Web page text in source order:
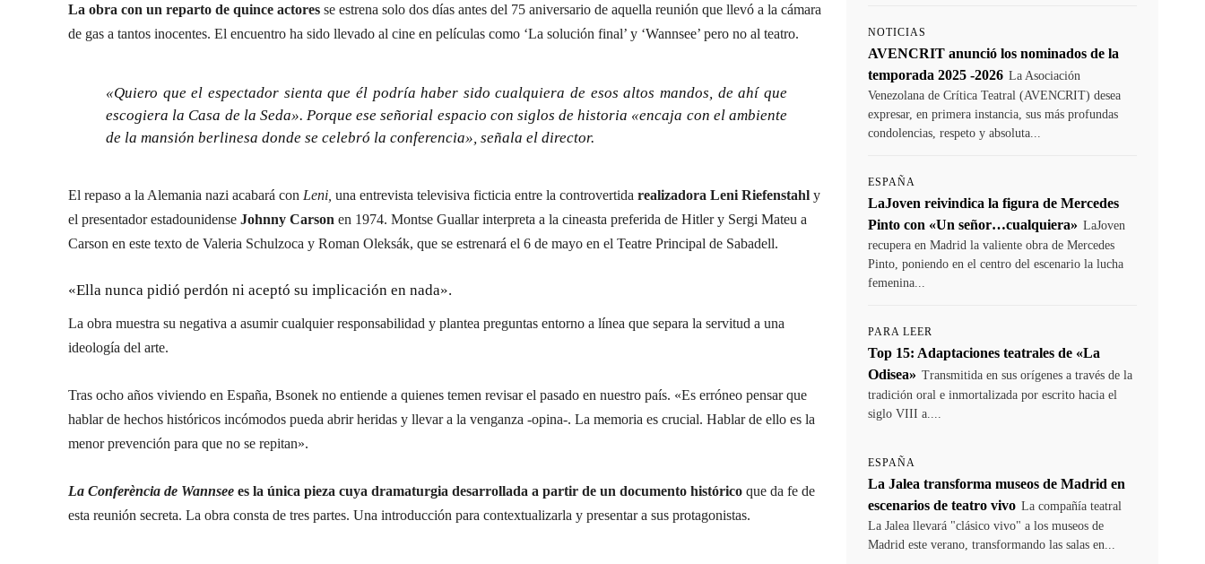
La obra con un reparto de quince actores se estrena solo dos días antes del 75 aniversario de aquella reunión que llevó a la cámara
de gas a tantos inocentes. El encuentro ha sido llevado al cine en películas como ‘La solución final’ y ‘Wannsee’ pero no al teatro.
«Quiero que el espectador sienta que él podría haber sido cualquiera de esos altos mandos, de ahí que
escogiera la Casa de la Seda». Porque ese señorial espacio con siglos de historia «encaja con el ambiente
de la mansión berlinesa donde se celebró la conferencia», señala el director.
El repaso a la Alemania nazi acabará con Leni, una entrevista televisiva ficticia entre la controvertida realizadora Leni Riefenstahl y
el presentador estadounidense Johnny Carson en 1974. Montse Guallar interpreta a la cineasta preferida de Hitler y Sergi Mateu a
Carson en este texto de Valeria Schulzoca y Roman Oleksák, que se estrenará el 6 de mayo en el Teatre Principal de Sabadell.
«Ella nunca pidió perdón ni aceptó su implicación en nada».
La obra muestra su negativa a asumir cualquier responsabilidad y plantea preguntas entorno a línea que separa la servitud a una
ideología del arte.
Tras ocho años viviendo en España, Bsonek no entiende a quienes temen revisar el pasado en nuestro país. «Es erróneo pensar que
hablar de hechos históricos incómodos pueda abrir heridas y llevar a la venganza -opina-. La memoria es crucial. Hablar de ello es la
menor prevención para que no se repitan».
La Conferència de Wannsee es la única pieza cuya dramaturgia desarrollada a partir de un documento histórico que da fe de
esta reunión secreta. La obra consta de tres partes. Una introducción para contextualizarla y presentar a sus protagonistas.
NOTICIAS
AVENCRIT anunció los nominados de la
temporada 2025 -2026 La Asociación
Venezolana de Crítica Teatral (AVENCRIT) desea
expresar, en primera instancia, sus más profundas
condolencias, respeto y absoluta...
ESPAÑA
LaJoven reivindica la figura de Mercedes
Pinto con «Un señor…cualquiera» LaJoven
recupera en Madrid la valiente obra de Mercedes
Pinto, poniendo en el centro del escenario la lucha
femenina...
PARA LEER
Top 15: Adaptaciones teatrales de «La
Odisea» Transmitida en sus orígenes a través de la
tradición oral e inmortalizada por escrito hacia el
siglo VIII a....
ESPAÑA
La Jalea transforma museos de Madrid en
escenarios de teatro vivo La compañía teatral
La Jalea llevará "clásico vivo" a los museos de
Madrid este verano, transformando las salas en...